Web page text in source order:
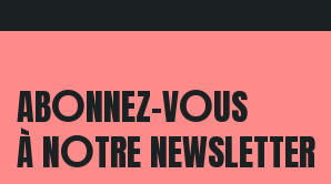
ABONNEZ-VOUS
À NOTRE NEWSLETTER